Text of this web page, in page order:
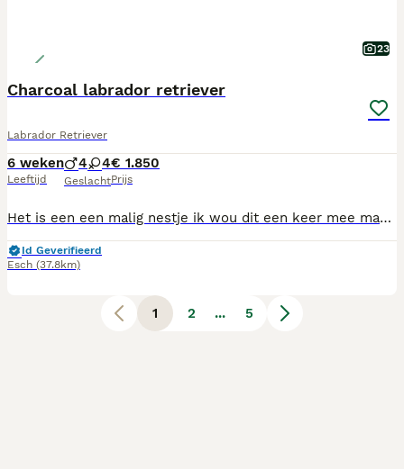
23
Charcoal labrador retriever
Labrador Retriever
6 weken
Leeftijd
4 4
Geslacht
€ 1.850
Prijs
Het is een een malig nestje ik wou dit een keer mee maken en het is super leuk druk maar heel leuk om ze opzien te groeien ieder heeft een eigen karakter heel leuk moeder is er supergoed en lief voor Ik hoop dat ze een super lief baasje krijgen en dat ze ern fijn leven krijgen We hebben nog ern hond meer en we houden er ook ern van de puppy's
Id Geverifieerd
Esch (37.8km)
1 2 ... 5